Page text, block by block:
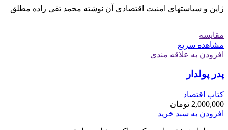
ژاپن و سیاستهای امنیت اقتصادی آن نوشته محمد تقی زاده مطلق
مقایسه
مشاهده سریع
افزودن به علاقه مندی
پدر پولدار
کتاب اقتصاد
2,000,000 تومان
افزودن به سبد خرید